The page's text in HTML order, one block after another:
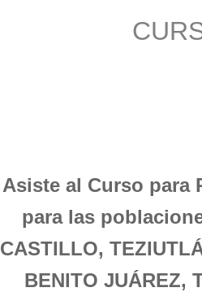
Asiste al Curso para
para las
CASTILLO,
BENITO JUÁREZ,